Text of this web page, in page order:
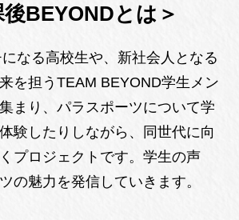
後BEYONDとは＞
なる高校生や、新社会人となる
を担うTEAM BEYOND学生メン
まり、パラスポーツについて学
験したりしながら、同世代に向
プロジェクトです。学生の声
の魅力を発信していきます。